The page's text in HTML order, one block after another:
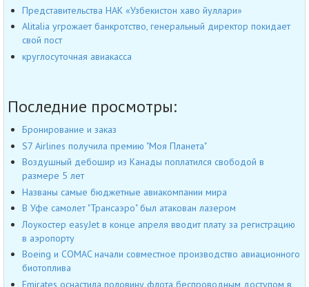
Представительства НАК «Узбекистон хаво йуллари»
Alitalia угрожает банкротство, генеральный директор покидает
свой пост
круглосуточная авиакасса
Последние просмотры:
Бронирование и заказ
S7 Airlines получила премию "Моя Планета"
Воздушный дебошир из Канады поплатился свободой в
размере 5 лет
Названы самые бюджетные авиакомпании мира
В Уфе самолет "Трансаэро" был атакован лазером
Лоукостер easyJet в конце апреля вводит плату за регистрацию
в аэропорту
Boeing и COMAC начали совместное производство авиационного
биотоплива
Emirates оснастила половину флота беспроводным доступом в